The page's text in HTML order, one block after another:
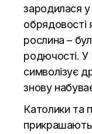
зародилася у
обрядовості
рослина –
родючості. У
символізує
знову
Католики та